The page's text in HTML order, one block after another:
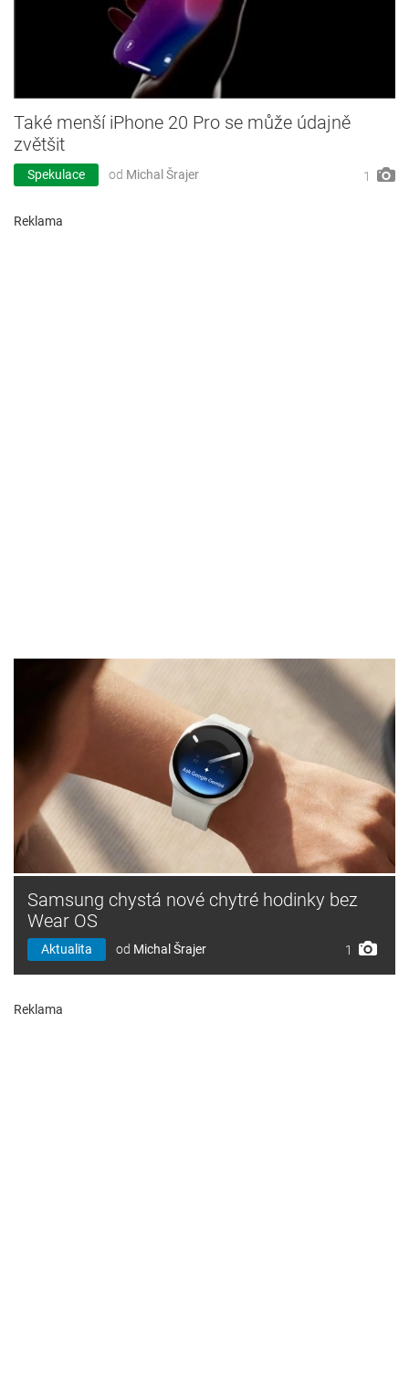
Také menší iPhone 20 Pro se může údajně
zvětšit
Spekulace od Michal Šrajer 1
Reklama
Samsung chystá nové chytré hodinky bez
Wear OS
Aktualita od Michal Šrajer 1
Reklama